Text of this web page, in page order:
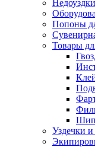
Попоны
Товары
Уздечки и